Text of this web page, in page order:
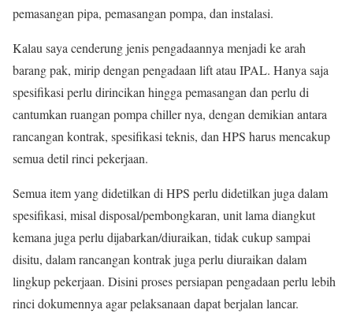
pemasangan pipa, pemasangan pompa, dan instalasi.
Kalau saya cenderung jenis pengadaannya menjadi ke arah
barang pak, mirip dengan pengadaan lift atau IPAL. Hanya saja
spesifikasi perlu dirincikan hingga pemasangan dan perlu di
cantumkan ruangan pompa chiller nya, dengan demikian antara
rancangan kontrak, spesifikasi teknis, dan HPS harus mencakup
semua detil rinci pekerjaan.
Semua item yang didetilkan di HPS perlu didetilkan juga dalam
spesifikasi, misal disposal/pembongkaran, unit lama diangkut
kemana juga perlu dijabarkan/diuraikan, tidak cukup sampai
disitu, dalam rancangan kontrak juga perlu diuraikan dalam
lingkup pekerjaan. Disini proses persiapan pengadaan perlu lebih
rinci dokumennya agar pelaksanaan dapat berjalan lancar.